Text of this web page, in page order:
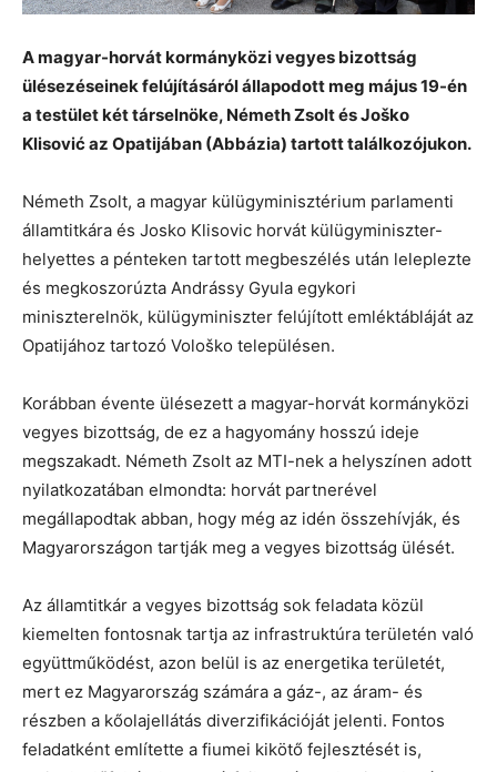
A magyar-horvát kormányközi vegyes bizottság
ülésezéseinek felújításáról állapodott meg május 19-én
a testület két társelnöke, Németh Zsolt és Joško
Klisović az Opatijában (Abbázia) tartott találkozójukon.
Németh Zsolt, a magyar külügyminisztérium parlamenti
államtitkára és Josko Klisovic horvát külügyminiszter-
helyettes a pénteken tartott megbeszélés után leleplezte
és megkoszorúzta Andrássy Gyula egykori
miniszterelnök, külügyminiszter felújított emléktábláját az
Opatijához tartozó Vološko településen.
Korábban évente ülésezett a magyar-horvát kormányközi
vegyes bizottság, de ez a hagyomány hosszú ideje
megszakadt. Németh Zsolt az MTI-nek a helyszínen adott
nyilatkozatában elmondta: horvát partnerével
megállapodtak abban, hogy még az idén összehívják, és
Magyarországon tartják meg a vegyes bizottság ülését.
Az államtitkár a vegyes bizottság sok feladata közül
kiemelten fontosnak tartja az infrastruktúra területén való
együttműködést, azon belül is az energetika területét,
mert ez Magyarország számára a gáz-, az áram- és
részben a kőolajellátás diverzifikációját jelenti. Fontos
feladatként említette a fiumei kikötő fejlesztését is,